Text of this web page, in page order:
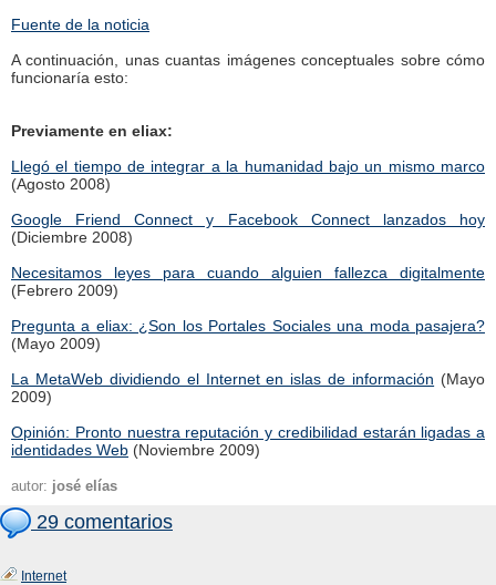
Fuente de la noticia
A continuación, unas cuantas imágenes conceptuales sobre cómo
funcionaría esto:
Previamente en eliax:
Llegó el tiempo de integrar a la humanidad bajo un mismo marco
(Agosto 2008)
Google Friend Connect y Facebook Connect lanzados hoy
(Diciembre 2008)
Necesitamos leyes para cuando alguien fallezca digitalmente
(Febrero 2009)
Pregunta a eliax: ¿Son los Portales Sociales una moda pasajera?
(Mayo 2009)
La MetaWeb dividiendo el Internet en islas de información (Mayo
2009)
Opinión: Pronto nuestra reputación y credibilidad estarán ligadas a
identidades Web (Noviembre 2009)
autor: josé elías
29 comentarios
Internet